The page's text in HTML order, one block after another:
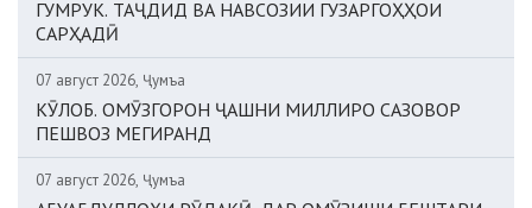
ГУМРУК. ТАҶДИД ВА НАВСОЗИИ ГУЗАРГОҲҲОИ
САРҲАДӢ
07 август 2026, Ҷумъа
КӮЛОБ. ОМӮЗГОРОН ҶАШНИ МИЛЛИРО САЗОВОР
ПЕШВОЗ МЕГИРАНД
07 август 2026, Ҷумъа